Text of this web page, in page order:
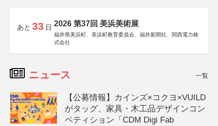
あと 33 日 2026 第37回 美浜美術展
福井県美浜町、美浜町教育委員会、福井新聞社、関西電力株
式会社
ニュース 一覧
【公募情報】カインズ×コクヨ×VUILD
がタッグ、家具・木工品デザインコン
ペティション「CDM Digi Fab